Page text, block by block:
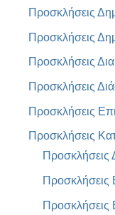
Προσκλήσεις
Προσκλήσεις
Προσκλήσεις
Προσκλήσεις
Προσκλήσεις
Προσκλήσεις
Προσκλήσεις